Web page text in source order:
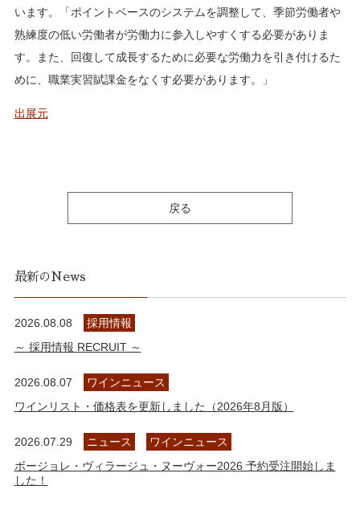
います。「ポイントベースのシステムを調整して、季節労働者や
熟練度の低い労働者が労働力に参入しやすくする必要がありま
す。また、回復して成長するために必要な労働力を引き付けるた
めに、職業実習賦課金をなくす必要があります。」
出展元
戻る
最新のNews
2026.08.08
採用情報
～ 採用情報 RECRUIT ～
2026.08.07
ワインニュース
ワインリスト・価格表を更新しました（2026年8月版）
2026.07.29 ニュース
ワインニュース
ボージョレ・ヴィラージュ・ヌーヴォー2026 予約受注開始しま
した！